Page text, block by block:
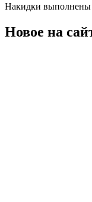
Накидки выполнены
Новое на